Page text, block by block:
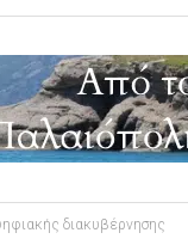
διακυβέρνησης